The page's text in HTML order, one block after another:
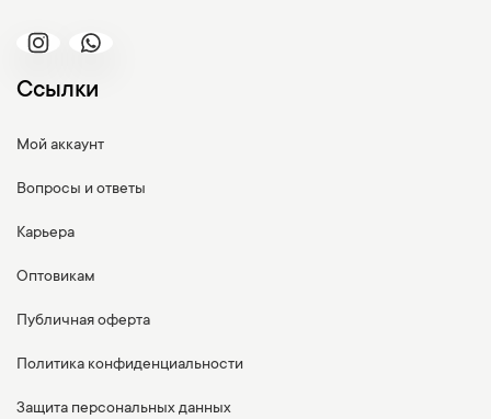
Ссылки
Мой аккаунт
Вопросы и ответы
Карьера
Оптовикам
Публичная оферта
Политика конфиденциальности
Защита персональных данных